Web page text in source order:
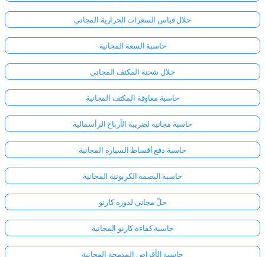
حلال قياس السعرات الحرارية المجاني
حاسبة السعة المجانية
حلال شحنة المكثف المجاني
حاسبة معاوقة المكثف المجانية
حاسبة مجانية لضريبة الأرباح الرأسمالية
حاسبة دفع أقساط السيارة المجانية
حاسبة البصمة الكربونية المجانية
حلّ مجاني لدورة كارنو
حاسبة كفاءة كارنو المجانية
حاسبة الأقراص المدمجة المجانية